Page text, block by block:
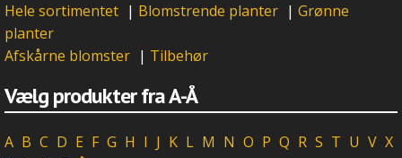
Hele sortimentet | Blomstrende planter | Grønne
planter
Afskårne blomster | Tilbehør
Vælg produkter fra A-Å
A B C D E F G H I J K L M N O P Q R S T U V X